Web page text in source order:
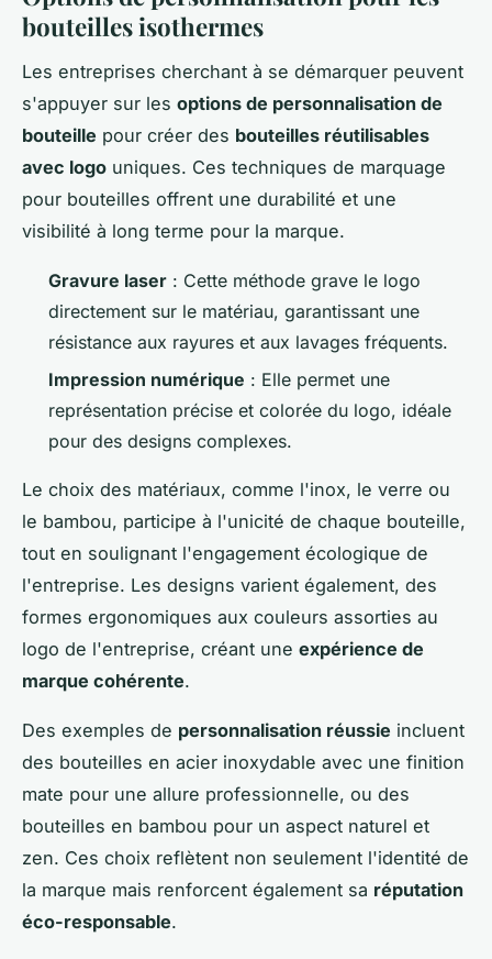
bouteilles isothermes
Les entreprises cherchant à se démarquer peuvent
s'appuyer sur les options de personnalisation de
bouteille pour créer des bouteilles réutilisables
avec logo uniques. Ces techniques de marquage
pour bouteilles offrent une durabilité et une
visibilité à long terme pour la marque.
Gravure laser : Cette méthode grave le logo
directement sur le matériau, garantissant une
résistance aux rayures et aux lavages fréquents.
Impression numérique : Elle permet une
représentation précise et colorée du logo, idéale
pour des designs complexes.
Le choix des matériaux, comme l'inox, le verre ou
le bambou, participe à l'unicité de chaque bouteille,
tout en soulignant l'engagement écologique de
l'entreprise. Les designs varient également, des
formes ergonomiques aux couleurs assorties au
logo de l'entreprise, créant une expérience de
marque cohérente.
Des exemples de personnalisation réussie incluent
des bouteilles en acier inoxydable avec une finition
mate pour une allure professionnelle, ou des
bouteilles en bambou pour un aspect naturel et
zen. Ces choix reflètent non seulement l'identité de
la marque mais renforcent également sa réputation
éco-responsable.